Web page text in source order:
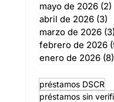
mayo de 2026 (2)
abril de 2026 (3)
marzo de 2026 (3)
febrero de 2026
enero de 2026 (8)
préstamos DSCR
préstamos sin